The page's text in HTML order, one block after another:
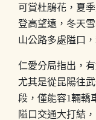
可賞杜鵑花，夏
登高望遠，冬天
山公路多處隘口
仁愛分局指出，
尤其是從昆陽往
段，僅能容1輛轎
隘口交通大打結